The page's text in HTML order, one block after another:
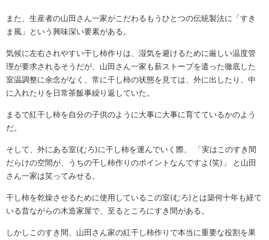
また、生産者の山田さん一家がこだわるもうひとつの伝統製法に「すき
ま風」という興味深い要素がある。
気候に左右されやすい干し柿作りは、湿気を避けるために厳しい温度管
理が要求されるそうだが、山田さん一家も薪ストーブを遣った徹底した
室温調整に余念がなく、常に干し柿の状態を見ては、外に出したり、中
に入れたりを日常茶飯事繰り返していた。
まるで紅干し柿を自分の子供のように大事に大事に育てているかのよう
だ。
そして、外にある室(むろ)に干し柿を運んでいく際、 「実はこのすき間
だらけの空間が、うちの干し柿作りのポイントなんですよ(笑)」 と山田
さん一家は笑ってみせる。
干し柿を乾燥させるために使用しているこの室(むろ)とは築何十年も経て
いる昔ながらの木造家屋で、至るところにすき間がある。
しかしこのすき間、山田さん家の紅干し柿作りで本当に重要な役割を果